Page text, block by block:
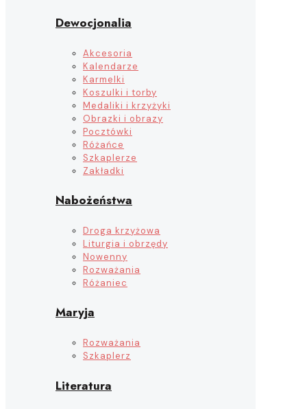
Dewocjonalia
Akcesoria
Kalendarze
Karmelki
Koszulki i torby
Medaliki i krzyżyki
Obrazki i obrazy
Pocztówki
Różańce
Szkaplerze
Zakładki
Nabożeństwa
Droga krzyżowa
Liturgia i obrzędy
Nowenny
Rozważania
Różaniec
Maryja
Rozważania
Szkaplerz
Literatura